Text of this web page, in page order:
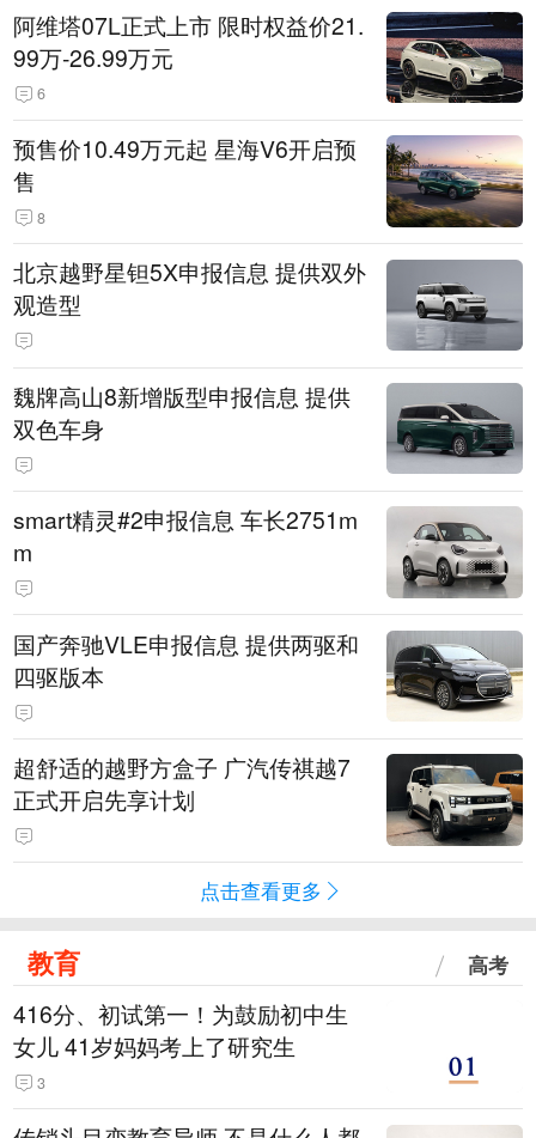
阿维塔07L正式上市 限时权益价21.
99万-26.99万元
6
预售价10.49万元起 星海V6开启预
售
8
北京越野星钽5X申报信息 提供双外
观造型
魏牌高山8新增版型申报信息 提供
双色车身
smart精灵#2申报信息 车长2751m
m
国产奔驰VLE申报信息 提供两驱和
四驱版本
超舒适的越野方盒子 广汽传祺越7
正式开启先享计划
点击查看更多
教育 高考
416分、初试第一！为鼓励初中生
女儿 41岁妈妈考上了研究生
3